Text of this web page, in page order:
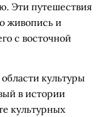
Эти путешествия
живопись и
с восточной
культуры
в истории
культурных